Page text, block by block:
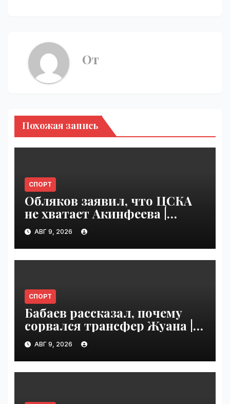
От
Похожая запись
СПОРТ
Обляков заявил, что ЦСКА
не хватает Акинфеева |
VseTime.ru
АВГ 9, 2026
СПОРТ
Бабаев рассказал, почему
сорвался трансфер Жуана |
VseTime.ru
АВГ 9, 2026